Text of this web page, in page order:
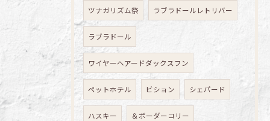
ツナガリズム祭 ラブラドールレトリバー
ラブラドール
ワイヤーヘアードダックスフン
ペットホテル ビション シェパード
ハスキー ＆ボーダーコリー